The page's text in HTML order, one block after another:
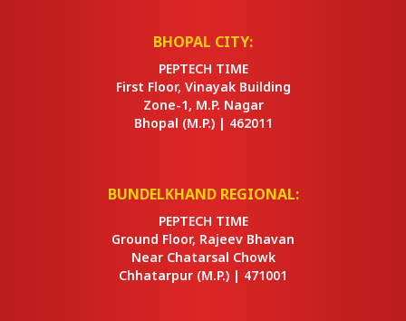
BHOPAL CITY:
PEPTECH TIME
First Floor, Vinayak Building
Zone-1, M.P. Nagar
Bhopal (M.P.) | 462011
BUNDELKHAND REGIONAL:
PEPTECH TIME
Ground Floor, Rajeev Bhavan
Near Chatarsal Chowk
Chhatarpur (M.P.) | 471001